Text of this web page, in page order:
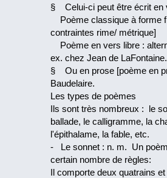
§ Celui-ci peut être écrit en
Poème classique à forme
contraintes rime/ métrique]
Poème en vers libre :
ex. chez Jean de LaFontaine.
§ Ou en prose [poème en
Baudelaire.
Les types de poèmes
Ils sont très nombreux : le
ballade, le calligramme, la
l'épithalame, la fable, etc.
- Le sonnet : n. m. Un
certain nombre de règles:
Il comporte deux quatrains